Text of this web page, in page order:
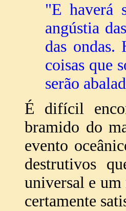
"E haverá
angústia
das ondas.
coisas que
serão
É difícil
bramido do
evento
destrutivos
universal e um
certamente